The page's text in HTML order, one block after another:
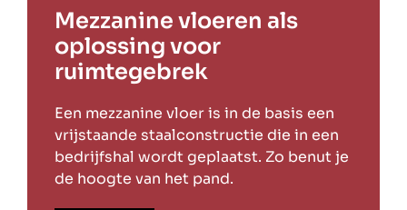
Mezzanine vloeren als
oplossing voor
ruimtegebrek
Een mezzanine vloer is in de basis een
vrijstaande staalconstructie die in een
bedrijfshal wordt geplaatst. Zo benut je
de hoogte van het pand.